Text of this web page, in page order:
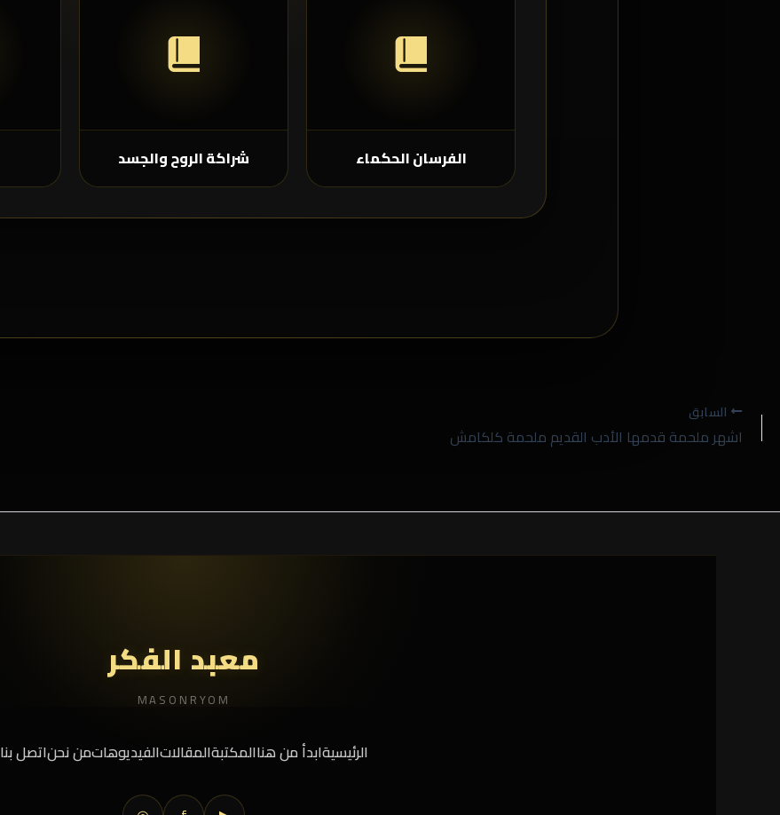
الفرسان الحكماء شراكة الروح والجسد
السابق
اشهر ملحمة قدمها الأدب القديم ملحمة كلكامش
معبد الفكر
MASONRYOM
الرئيسيةابدأ من هناالمكتبةالمقالاتالفيديوهاتمن نحناتصل بنا